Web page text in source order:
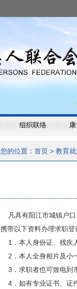
组织联络 康
您的位置： 首页> 教育就
凡具有阳江市城镇户口
携带以下资料办理求职登
1．本人身份证、残疾
2．本人全身相片及小
3．求职者也可致电到
4．如有专业证书、证